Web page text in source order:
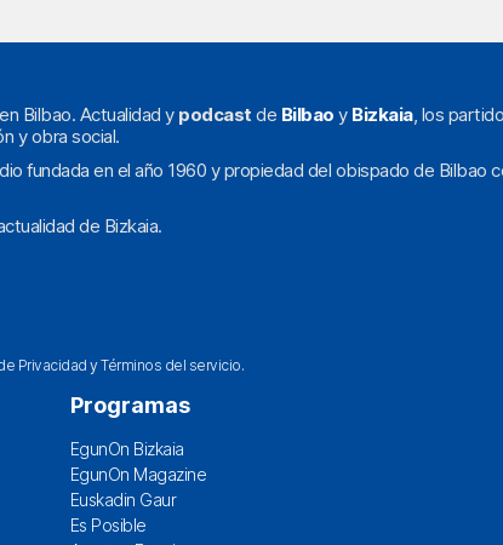
Bilbao. Actualidad y podcast de Bilbao y Bizkaia, los
y obra social.
fundada en el año 1960 y propiedad del obispado de Bilbao
de Bizkaia.
PrivacidadyTérminos del servicio.
Programas
EgunOn Bizkaia
EgunOn Magazine
Euskadin Gaur
Es Posible